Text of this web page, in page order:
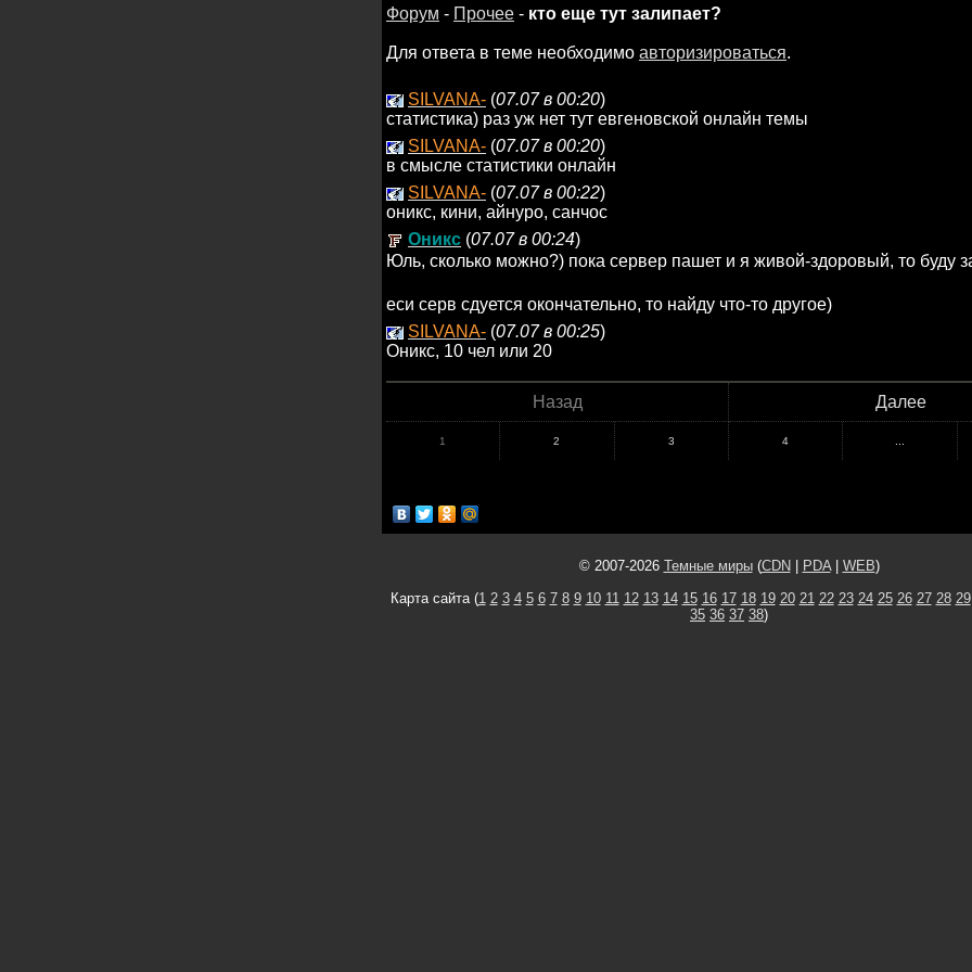
Форум - Прочее - кто еще тут залипает?
Для ответа в теме необходимо авторизироваться.
SILVANA- (07.07 в 00:20)
статистика) раз уж нет тут евгеновской онлайн темы
SILVANA- (07.07 в 00:20)
в смысле статистики онлайн
SILVANA- (07.07 в 00:22)
оникс, кини, айнуро, санчос
Оникс (07.07 в 00:24)
Юль, сколько можно?) пока сервер пашет и я живой-здоровый, то буду
еси серв сдуется окончательно, то найду что-то другое)
SILVANA- (07.07 в 00:25)
Оникс, 10 чел или 20
Назад Далее
1 2 3 4
© 2007-2026 Темные миры(CDN PDA| WEB)
Карта сайта (1 2 3 4 5 6 7 8 9 10 11 12 13 14 15 16 17 18 19 20 21 22 23 24 25 26 27 28 29
35 36 37 38)